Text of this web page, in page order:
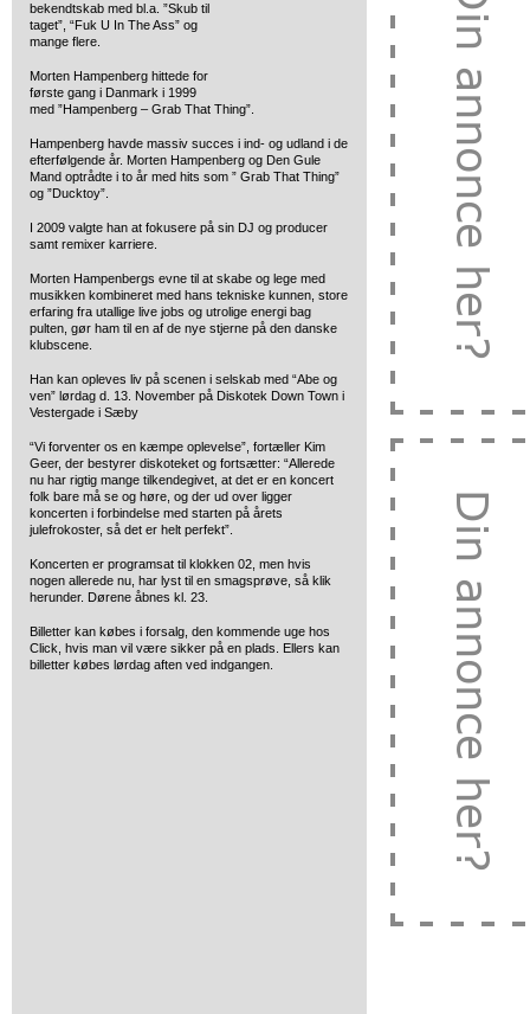
bekendtskab med bl.a. ”Skub til
taget”, “Fuk U In The Ass” og
mange flere.
Morten Hampenberg hittede for
første gang i Danmark i 1999
med ”Hampenberg – Grab That Thing”.
Hampenberg havde massiv succes i ind- og udland i de
efterfølgende år. Morten Hampenberg og Den Gule
Mand optrådte i to år med hits som ” Grab That Thing”
og ”Ducktoy”.
I 2009 valgte han at fokusere på sin DJ og producer
samt remixer karriere.
Morten Hampenbergs evne til at skabe og lege med
musikken kombineret med hans tekniske kunnen, store
erfaring fra utallige live jobs og utrolige energi bag
pulten, gør ham til en af de nye stjerne på den danske
klubscene.
Han kan opleves liv på scenen i selskab med “Abe og
ven” lørdag d. 13. November på Diskotek Down Town i
Vestergade i Sæby
“Vi forventer os en kæmpe oplevelse”, fortæller Kim
Geer, der bestyrer diskoteket og fortsætter: “Allerede
nu har rigtig mange tilkendegivet, at det er en koncert
folk bare må se og høre, og der ud over ligger
koncerten i forbindelse med starten på årets
julefrokoster, så det er helt perfekt”.
Koncerten er programsat til klokken 02, men hvis
nogen allerede nu, har lyst til en smagsprøve, så klik
herunder. Dørene åbnes kl. 23.
Billetter kan købes i forsalg, den kommende uge hos
Click, hvis man vil være sikker på en plads. Ellers kan
billetter købes lørdag aften ved indgangen.